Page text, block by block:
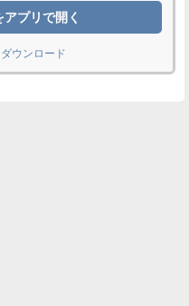
プリで開く
ウンロード